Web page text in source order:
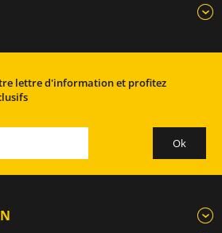
lettre d'information et profitez